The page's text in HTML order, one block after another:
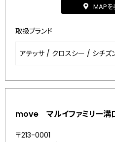
MAPを
取扱ブランド
アテッサ / クロスシー / シチズ
move マルイファミリー溝
〒213-0001